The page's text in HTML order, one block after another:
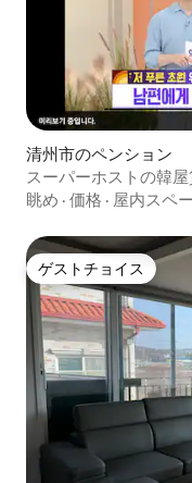
清州市のペンション
スーパーホストの韓
庭、トイレ2室、ウォ
眺め · 価格 · 屋内スペ
ゲストチョイス
ゲストチョイス